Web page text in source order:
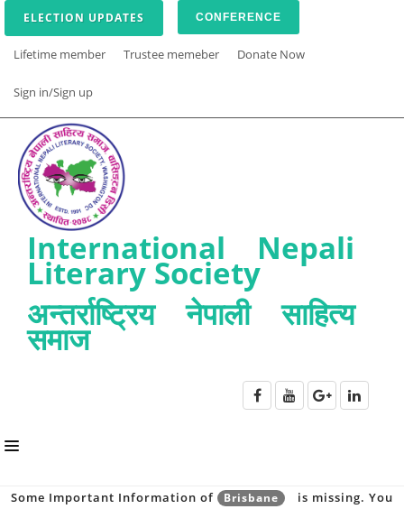
ELECTION UPDATES CONFERENCE
Lifetime member Trustee memeber Donate Now
Sign in/Sign up
International Nepali
Literary Society
अन्तर्राष्ट्रिय नेपाली साहित्य
समाज
HOME
Some Important Information of Brisbane
is missing. You